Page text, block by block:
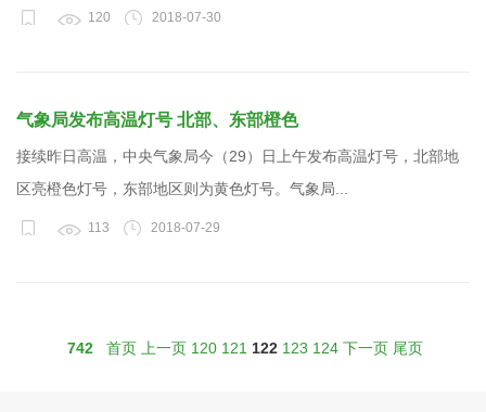
120 2018-07-30
气象局发布高温灯号 北部、东部橙色
接续昨日高温，中央气象局今（29）日上午发布高温灯号，北部地
区亮橙色灯号，东部地区则为黄色灯号。气象局...
113 2018-07-29
742 首页 上一页 120 121 122 123 124 下一页 尾页